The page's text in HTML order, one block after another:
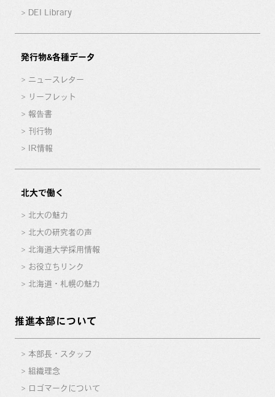
DEI Library
発行物&各種データ
ニュースレター
リーフレット
報告書
刊行物
IR情報
北大で働く
北大の魅力
北大の研究者の声
北海道大学採用情報
お役立ちリンク
北海道・札幌の魅力
推進本部について
本部長・スタッフ
組織理念
ロゴマークについて